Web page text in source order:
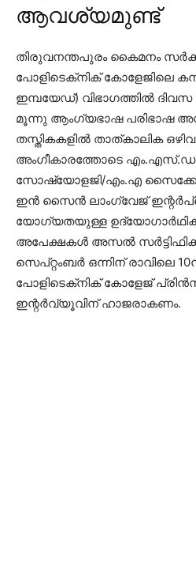
ആവശ്യമുണ്ട്
തിരുവനന്തപുരം കൈമനം
പോളിടെക്‌നിക് കോളേജിലെ
ഇമ്പയേഡ്) വിഭാഗത്തിൽ
മൂന്നു ആംഗ്യഭാഷ പരിഭാഷ
തസ്തികകളിൽ താത്കാലിക
അംഗീകാരത്തോടെ
സോഷ്യോളജി/എം.എ
ഇൻ സൈൻ ലാംഗ്വേജ്
യോഗ്യതയുള്ള
അപേക്ഷകൾ അസൽ
സെപ്റ്റംബർ ഒന്നിന് രാവിലെ
പോളിടെക്‌നിക് കോളേജ്
ഇന്റർവ്യൂവിന് ഹാജരാകണം.